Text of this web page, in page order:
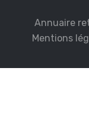
Annuaire
Mentions